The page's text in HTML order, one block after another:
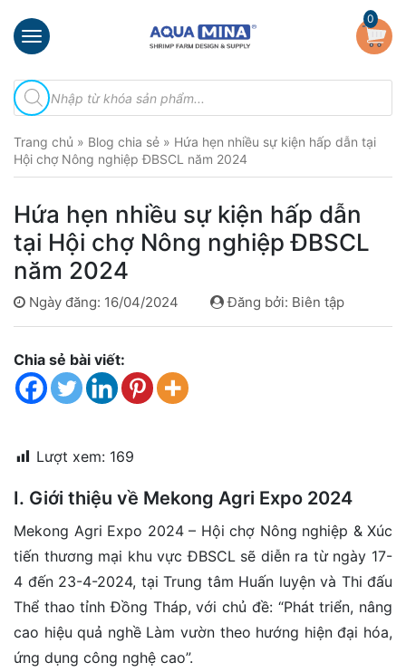
×
chủ
thiệu
Sản
phẩm
Đầu
Phun
Vi
Bọt
Khí
Ventek
Hướng
dẫn
lắp
Quy
chia
sẻ
Liên
hệ
0
Tìm
kiếm
sản
Trang chủ » Blog chia sẻ » Hứa hẹn nhiều sự kiện hấp dẫn tại
Hội chợ Nông nghiệp ĐBSCL năm 2024
Hứa hẹn nhiều sự kiện hấp dẫn
tại Hội chợ Nông nghiệp ĐBSCL
năm 2024
Ngày đăng: 16/04/2024 Đăng bởi: Biên tập
Chia sẻ bài viết:
Lượt xem: 169
I. Giới thiệu về Mekong Agri Expo 2024
Mekong Agri Expo 2024 – Hội chợ Nông nghiệp & Xúc
tiến thương mại khu vực ĐBSCL sẽ diễn ra từ ngày 17-
4 đến 23-4-2024, tại Trung tâm Huấn luyện và Thi đấu
Thể thao tỉnh Đồng Tháp, với chủ đề: “Phát triển, nâng
cao hiệu quả nghề Làm vườn theo hướng hiện đại hóa,
ứng dụng công nghệ cao”.